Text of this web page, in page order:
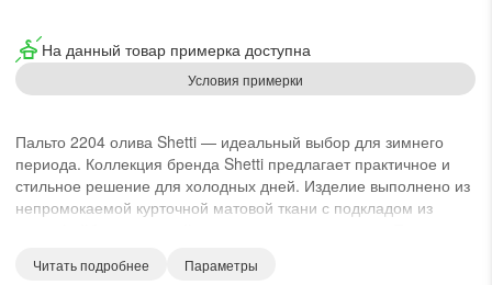
На данный товар примерка доступна
Условия примерки
Пальто 2204 олива Shetti — идеальный выбор для зимнего
периода. Коллекция бренда Shetti предлагает практичное и
стильное решение для холодных дней. Изделие выполнено из
непромокаемой курточной матовой ткани с подкладом из
рукавами длиной 65 см. Особенности модели включают не
Читать подробнее Параметры